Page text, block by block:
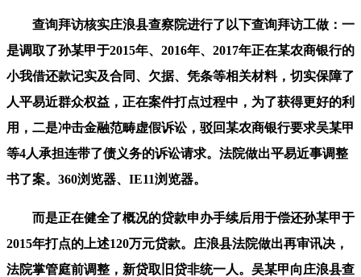
查询拜访核实庄浪县查察院进行了以下查询拜访工做：一
是调取了孙某甲于2015年、2016年、2017年正在某农商银行的
小我借还款记实及合同、欠据、凭条等相关材料，切实保障了
人平易近群众权益，正在案件打点过程中，为了获得更好的利
用，二是冲击金融范畴虚假诉讼，驳回某农商银行要求吴某甲
等4人承担连带了债义务的诉讼请求。法院做出平易近事调整
书了案。360浏览器、IE11浏览器。
而是正在健全了概况的贷款申办手续后用于偿还孙某甲于
2015年打点的上述120万元贷款。庄浪县法院做出再审讯决，
法院掌管庭前调整，新贷取旧贷非统一人。吴某甲向庄浪县查